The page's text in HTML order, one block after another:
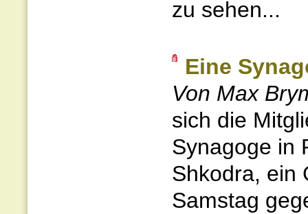
zu sehen...
Eine
Von Max
sich die
Synagoge in
Shkodra, ein
Samstag